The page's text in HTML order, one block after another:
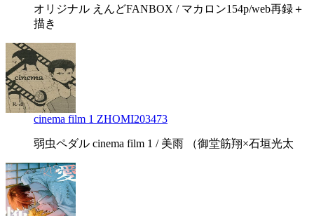
オリジナル えんどFANBOX / マカロン154p/web再録＋
描き
cinema film 1 ZHOMI203473
弱虫ペダル cinema film 1 / 美雨 （御堂筋翔×石垣光太